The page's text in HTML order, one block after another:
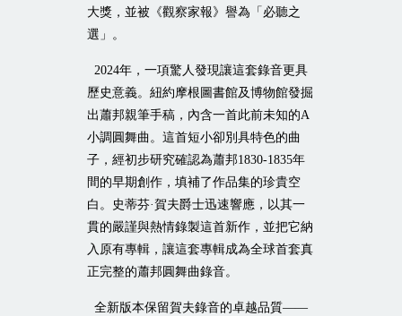
大獎，並被《觀察家報》譽為「必聽之
選」。
2024年，一項驚人發現讓這套錄音更具
歷史意義。紐約摩根圖書館及博物館發掘
出蕭邦親筆手稿，內含一首此前未知的A
小調圓舞曲。這首短小卻別具特色的曲
子，經初步研究確認為蕭邦1830-1835年
間的早期創作，填補了作品集的珍貴空
白。史蒂芬·賀夫爵士迅速響應，以其一
貫的嚴謹與熱情錄製這首新作，並把它納
入原有專輯，讓這套專輯成為全球首套真
正完整的蕭邦圓舞曲錄音。
全新版本保留賀夫錄音的卓越品質——